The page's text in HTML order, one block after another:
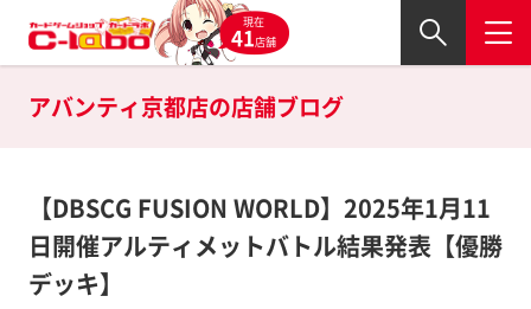
現在
41店舗
アバンティ京都店の店舗ブログ
【DBSCG FUSION WORLD】2025年1月11
日開催アルティメットバトル結果発表【優勝
デッキ】